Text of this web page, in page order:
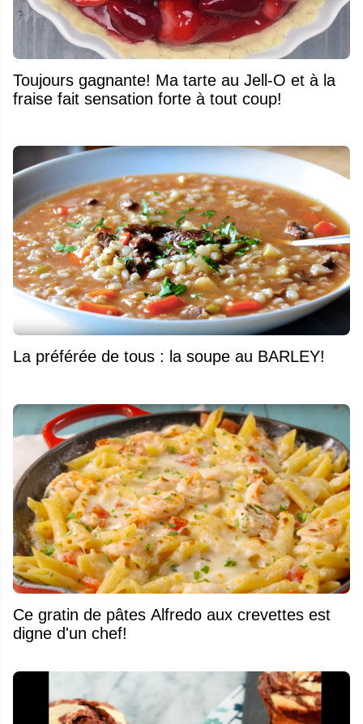
Toujours gagnante! Ma tarte au Jell-O et à la
fraise fait sensation forte à tout coup!
La préférée de tous : la soupe au BARLEY!
Ce gratin de pâtes Alfredo aux crevettes est
digne d'un chef!